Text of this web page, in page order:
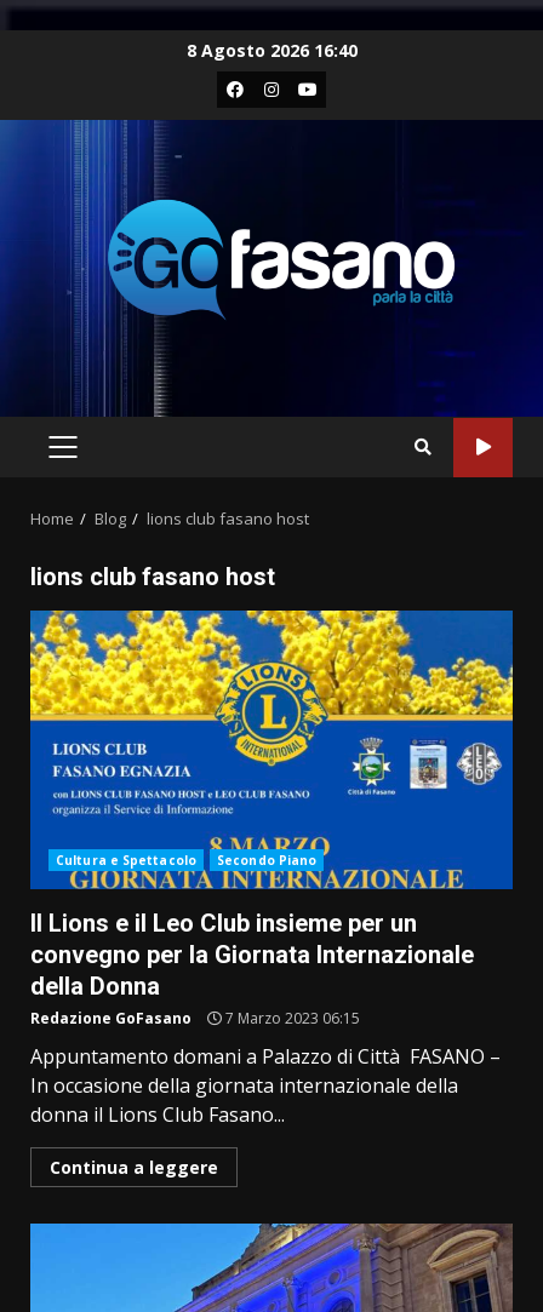
8 Agosto 2026 16:40
Facebook
Instagram
Youtube
PRIMARY
Home Blog lions club fasano host
lions club fasano host
Cultura e Spettacolo Secondo Piano
Il Lions e il Leo Club insieme per un
convegno per la Giornata Internazionale
della Donna
Redazione GoFasano 7 Marzo 2023 06:15
Appuntamento domani a Palazzo di Città FASANO –
In occasione della giornata internazionale della
donna il Lions Club Fasano...
Continua a leggere